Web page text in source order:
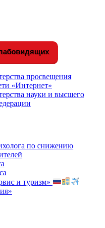
просвещения
«Интернет»
науки и высшего
по снижению
и туризм»